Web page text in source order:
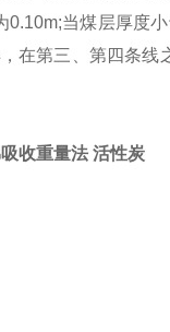
0.10m;当煤层厚度
在第三、第四条线
收重量法 活性炭